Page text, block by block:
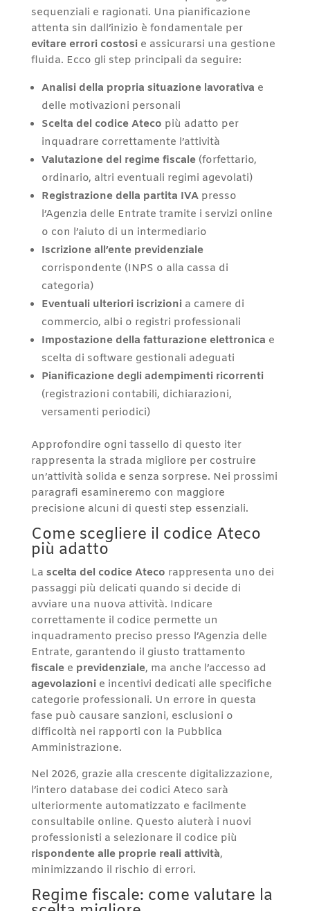
sequenziali e ragionati. Una pianificazione
attenta sin dall’inizio è fondamentale per
evitare errori costosie assicurarsi una gestione
fluida. Ecco gli step principali da seguire:
Analisi della propria situazione lavorativa e
delle motivazioni personali
Scelta del codice Ateco più adatto per
inquadrare correttamente l’attività
Valutazione del regime fiscale(forfettario,
ordinario, altri eventuali regimi agevolati)
Registrazione della partita IVApresso
l’Agenzia delle Entrate tramite i servizi online
o con l’aiuto di un intermediario
Iscrizione all’ente previdenziale
corrispondente (INPS o alla cassa di
categoria)
Eventuali ulteriori iscrizionia camere di
commercio, albi o registri professionali
Impostazione della fatturazione elettronica e
scelta di software gestionali adeguati
Pianificazione degli adempimenti ricorrenti
(registrazioni contabili, dichiarazioni,
versamenti periodici)
Approfondire ogni tassello di questo iter
rappresenta la strada migliore per costruire
un’attività solida e senza sorprese. Nei prossimi
paragrafi esamineremo con maggiore
precisione alcuni di questi step essenziali.
Come scegliere il codice Ateco
più adatto
La scelta del codice Ateco rappresenta uno dei
passaggi più delicati quando si decide di
avviare una nuova attività. Indicare
correttamente il codice permette un
inquadramento preciso presso l’Agenzia delle
Entrate, garantendo il giusto trattamento
fiscalee previdenziale, ma anche l’accesso ad
agevolazionie incentivi dedicati alle specifiche
categorie professionali. Un errore in questa
fase può causare sanzioni, esclusioni o
difficoltà nei rapporti con la Pubblica
Amministrazione.
Nel 2026, grazie alla crescente digitalizzazione,
l’intero database dei codici Ateco sarà
ulteriormente automatizzato e facilmente
consultabile online. Questo aiuterà i nuovi
professionisti a selezionare il codice più
rispondente alle proprie reali attività,
minimizzando il rischio di errori.
Regime fiscale: come valutare la